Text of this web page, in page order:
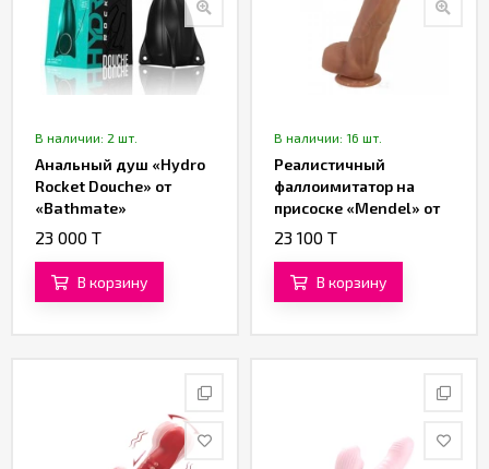
В наличии: 2 шт.
Анальный душ «Hydro
Rocket Douche» от
«Bathmate»
23 000 T
В корзину
В наличии: 16 шт.
Реалистичный
фаллоимитатор на
присоске «Mendel» от
«Baile» (19,5 см)
23 100 T
В корзину